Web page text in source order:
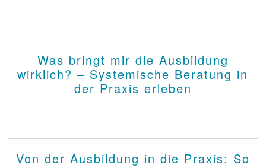
Was bringt mir die Ausbildung
wirklich? – Systemische Beratung in
der Praxis erleben
Von der Ausbildung in die Praxis: So